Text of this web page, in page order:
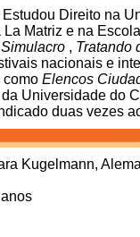
Estudou Direito na
Matriz e na
Simulacro , Tratando
nacionais e
como Elencos
Universidade do
duas vezes
Kugelmann,